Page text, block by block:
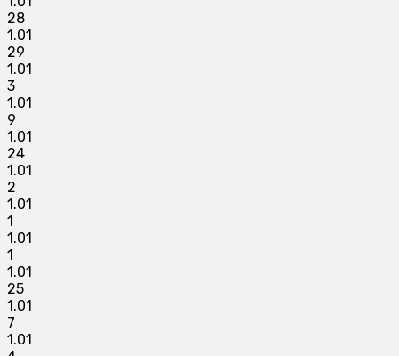
28
1.01
29
1.01
3
1.01
9
1.01
24
1.01
2
1.01
1
1.01
1
1.01
25
1.01
7
1.01